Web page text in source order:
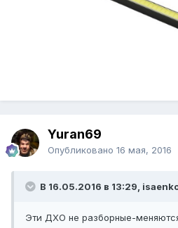
Yuran69
Опубликовано 16 мая, 2016
В 16.05.2016 в 13:29,
Эти ДХО не разборные-